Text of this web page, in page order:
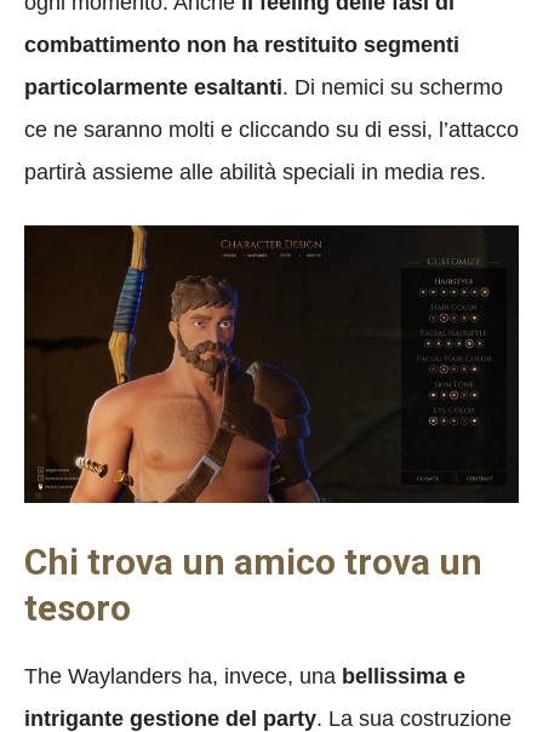
combattimento non ha restituito segmenti
particolarmente esaltanti. Di nemici su schermo
ce ne saranno molti e cliccando su di essi, l’attacco
partirà assieme alle abilità speciali in media res.
Chi trova un amico trova un
tesoro
The Waylanders ha, invece, una bellissima e
intrigante gestione del party. La sua costruzione